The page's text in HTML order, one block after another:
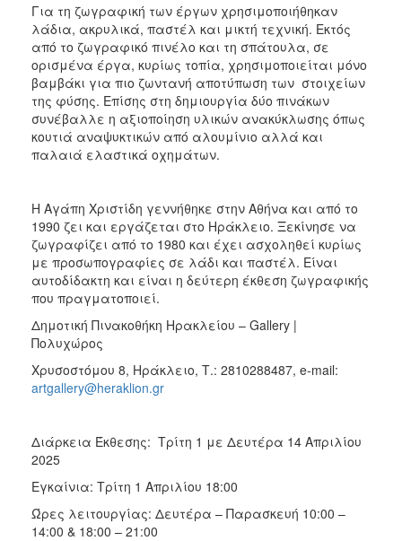
ΠΟΛΙΤΙΣΜΟΣ
ΑΝΘΕΚΤΙΚΗ
ΠΟΛΗ
Για τη ζωγραφική των έργων χρησιμοποιήθηκαν
λάδια, ακρυλικά, παστέλ και μικτή τεχνική. Εκτός
από το ζωγραφικό πινέλο και τη σπάτουλα, σε
ορισμένα έργα, κυρίως τοπία, χρησιμοποιείται μόνο
βαμβάκι για πιο ζωντανή αποτύπωση των στοιχείων
της φύσης. Επίσης στη δημιουργία δύο πινάκων
συνέβαλλε η αξιοποίηση υλικών ανακύκλωσης όπως
κουτιά αναψυκτικών από αλουμίνιο αλλά και
παλαιά ελαστικά οχημάτων.
Η Αγάπη Χριστίδη γεννήθηκε στην Αθήνα και από το
1990 ζει και εργάζεται στο Ηράκλειο. Ξεκίνησε να
ζωγραφίζει από το 1980 και έχει ασχοληθεί κυρίως
με προσωπογραφίες σε λάδι και παστέλ. Είναι
αυτοδίδακτη και είναι η δεύτερη έκθεση ζωγραφικής
που πραγματοποιεί.
Δημοτική Πινακοθήκη Ηρακλείου – Gallery |
Πολυχώρος
Χρυσοστόμου 8, Ηράκλειο, Τ.: 2810288487, e-mail:
artgallery@heraklion.gr
Διάρκεια Έκθεσης: Τρίτη 1 με Δευτέρα 14 Απριλίου
2025
Εγκαίνια: Τρίτη 1 Απριλίου 18:00
Ώρες λειτουργίας: Δευτέρα – Παρασκευή 10:00 –
14:00 & 18:00 – 21:00